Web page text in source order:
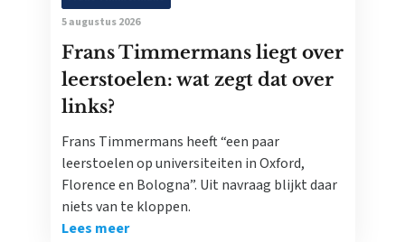
5 augustus 2026
Frans Timmermans liegt over
leerstoelen: wat zegt dat over
links?
Frans Timmermans heeft “een paar
leerstoelen op universiteiten in Oxford,
Florence en Bologna”. Uit navraag blijkt daar
niets van te kloppen.
Lees meer